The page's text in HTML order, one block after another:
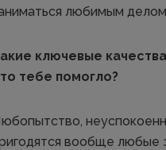
любимым
ключевые
тебе помогло?
вообще любые